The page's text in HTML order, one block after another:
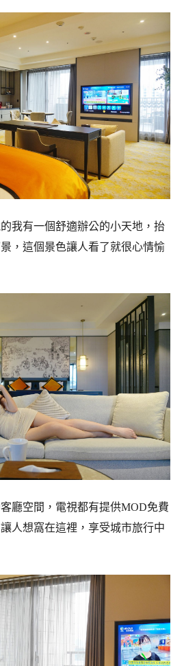
我有一個舒適辦公的小天地，抬
，這個景色讓人看了就很心情愉
廳空間，電視都有提供MOD免費
人想窩在這裡，享受城市旅行中